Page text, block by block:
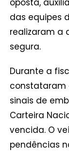
oposta,
das equipes
realizaram a
segura.
Durante a
constataram
sinais de
Carteira
vencida. O
pendências